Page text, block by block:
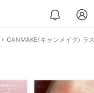
CANMAKE(キャンメイク) ラ